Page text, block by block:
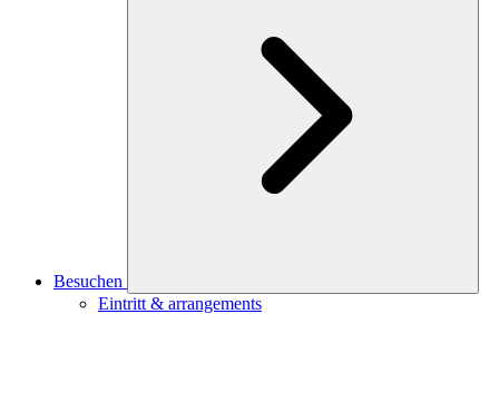
Besuchen
Eintritt & arrangements